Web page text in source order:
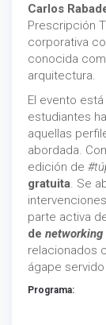
Carlos
Prescripción
corporativa
conocida
arquitectura.
El evento
estudiantes
aquellas
abordada.
edición de
gratuita. Se
parte activa
de networking
relacionados
ágape
Programa: